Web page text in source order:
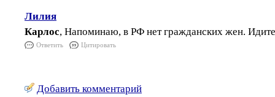
Лилия
Карлос, Напоминаю, в РФ нет гражданских жен.
Ответить Цитировать
Добавить комментарий